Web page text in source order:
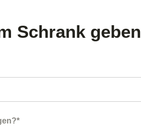
Schrank geben